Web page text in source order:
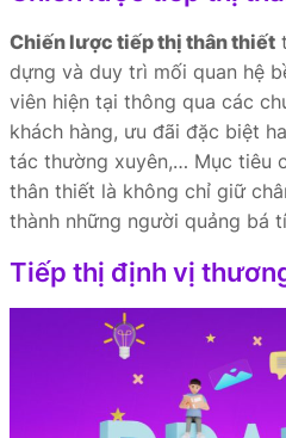
Chiến lược tiếp thị thân thiết
dựng và duy trì mối quan hệ
viên hiện tại thông qua các
khách hàng, ưu đãi đặc biệt
tác thường xuyên,… Mục tiêu
thân thiết là không chỉ giữ
thành những người quảng bá
Tiếp thị định vị